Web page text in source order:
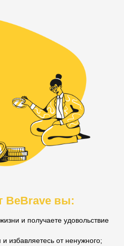
BeBrave вы:
и получаете удовольствие
избавляетесь от ненужного;